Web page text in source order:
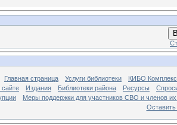
Главная страница Услуги библиотеки
КИБО
Издания Библиотеки района Ресурсы
Меры поддержки для участников СВО и членов
Оставить